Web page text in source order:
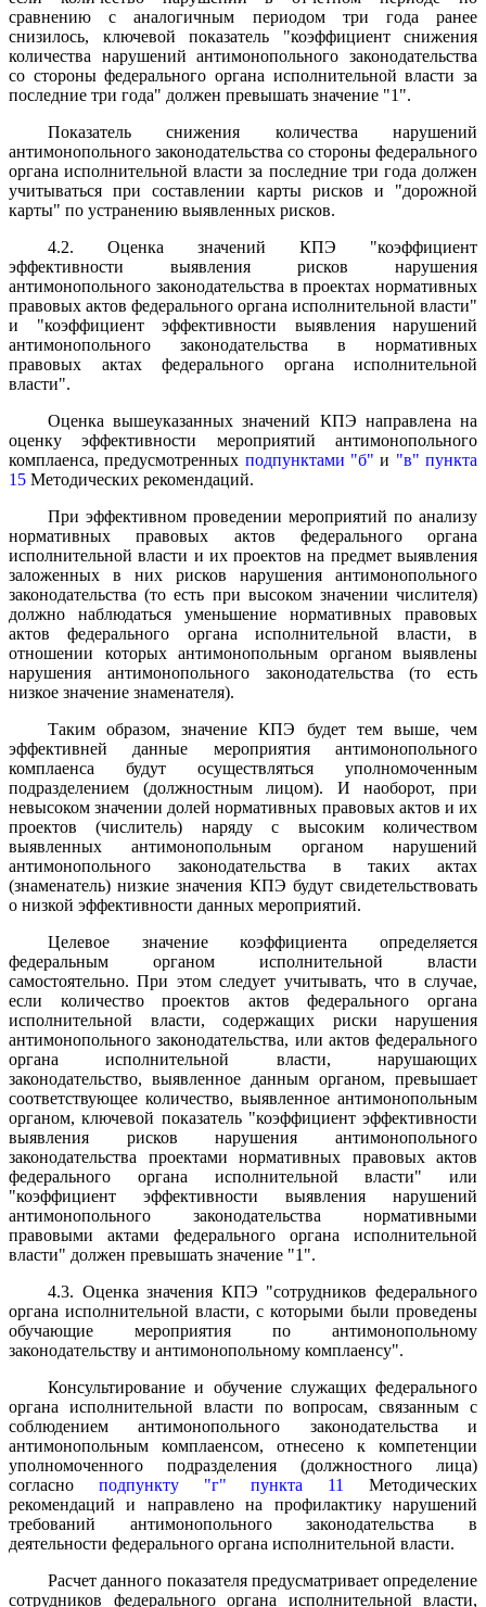
сравнению с аналогичным периодом три года ранее
снизилось, ключевой показатель "коэффициент снижения
количества нарушений антимонопольного законодательства
со стороны федерального органа исполнительной власти за
последние три года" должен превышать значение "1".
Показатель снижения количества нарушений
антимонопольного законодательства со стороны федерального
органа исполнительной власти за последние три года должен
учитываться при составлении карты рисков и "дорожной
карты" по устранению выявленных рисков.
4.2. Оценка значений КПЭ "коэффициент
эффективности выявления рисков нарушения
антимонопольного законодательства в проектах нормативных
правовых актов федерального органа исполнительной власти"
и "коэффициент эффективности выявления нарушений
антимонопольного законодательства в нормативных
правовых актах федерального органа исполнительной
власти".
Оценка вышеуказанных значений КПЭ направлена на
оценку эффективности мероприятий антимонопольного
комплаенса, предусмотренных подпунктами "б" и "в" пункта
15 Методических рекомендаций.
При эффективном проведении мероприятий по анализу
нормативных правовых актов федерального органа
исполнительной власти и их проектов на предмет выявления
заложенных в них рисков нарушения антимонопольного
законодательства (то есть при высоком значении числителя)
должно наблюдаться уменьшение нормативных правовых
актов федерального органа исполнительной власти, в
отношении которых антимонопольным органом выявлены
нарушения антимонопольного законодательства (то есть
низкое значение знаменателя).
Таким образом, значение КПЭ будет тем выше, чем
эффективней данные мероприятия антимонопольного
комплаенса будут осуществляться уполномоченным
подразделением (должностным лицом). И наоборот, при
невысоком значении долей нормативных правовых актов и их
проектов (числитель) наряду с высоким количеством
выявленных антимонопольным органом нарушений
антимонопольного законодательства в таких актах
(знаменатель) низкие значения КПЭ будут свидетельствовать
о низкой эффективности данных мероприятий.
Целевое значение коэффициента определяется
федеральным органом исполнительной власти
самостоятельно. При этом следует учитывать, что в случае,
если количество проектов актов федерального органа
исполнительной власти, содержащих риски нарушения
антимонопольного законодательства, или актов федерального
органа исполнительной власти, нарушающих
законодательство, выявленное данным органом, превышает
соответствующее количество, выявленное антимонопольным
органом, ключевой показатель "коэффициент эффективности
выявления рисков нарушения антимонопольного
законодательства проектами нормативных правовых актов
федерального органа исполнительной власти" или
"коэффициент эффективности выявления нарушений
антимонопольного законодательства нормативными
правовыми актами федерального органа исполнительной
власти" должен превышать значение "1".
4.3. Оценка значения КПЭ "сотрудников федерального
органа исполнительной власти, с которыми были проведены
обучающие мероприятия по антимонопольному
законодательству и антимонопольному комплаенсу".
Консультирование и обучение служащих федерального
органа исполнительной власти по вопросам, связанным с
соблюдением антимонопольного законодательства и
антимонопольным комплаенсом, отнесено к компетенции
уполномоченного подразделения (должностного лица)
согласно подпункту "г" пункта 11
Методических
рекомендаций и направлено на профилактику нарушений
требований антимонопольного законодательства в
деятельности федерального органа исполнительной власти.
Расчет данного показателя предусматривает определение
сотрудников федерального органа исполнительной власти,